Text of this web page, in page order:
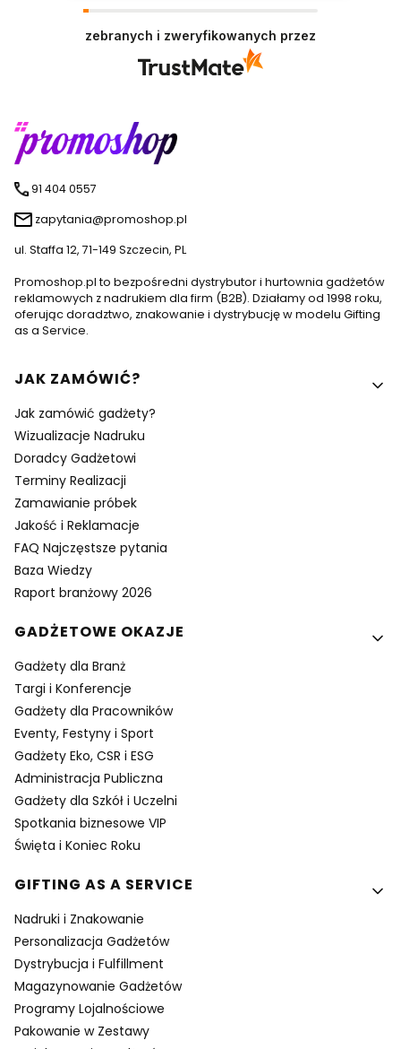
zebranych i zweryfikowanych przez
91 404 0557
zapytania@promoshop.pl
ul. Staffa 12, 71-149 Szczecin, PL
Promoshop.pl to bezpośredni dystrybutor i hurtownia gadżetów
reklamowych z nadrukiem dla firm (B2B). Działamy od 1998 roku,
oferując doradztwo, znakowanie i dystrybucję w modelu Gifting
as a Service.
Linki w stopce
JAK ZAMÓWIĆ?
Jak zamówić gadżety?
Wizualizacje Nadruku
Doradcy Gadżetowi
Terminy Realizacji
Zamawianie próbek
Jakość i Reklamacje
FAQ Najczęstsze pytania
Baza Wiedzy
Raport branżowy 2026
GADŻETOWE OKAZJE
Gadżety dla Branż
Targi i Konferencje
Gadżety dla Pracowników
Eventy, Festyny i Sport
Gadżety Eko, CSR i ESG
Administracja Publiczna
Gadżety dla Szkół i Uczelni
Spotkania biznesowe VIP
Święta i Koniec Roku
GIFTING AS A SERVICE
Nadruki i Znakowanie
Personalizacja Gadżetów
Dystrybucja i Fulfillment
Magazynowanie Gadżetów
Programy Lojalnościowe
Pakowanie w Zestawy